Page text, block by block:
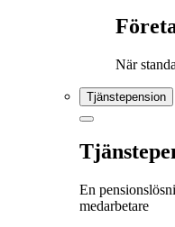
När
Tjänstepension
En
medarbetare